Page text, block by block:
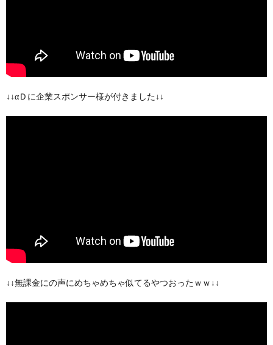
↓↓αＤに企業スポンサー様が付きました↓↓
↓↓無課金にの声にめちゃめちゃ似てるやつおったｗｗ↓↓